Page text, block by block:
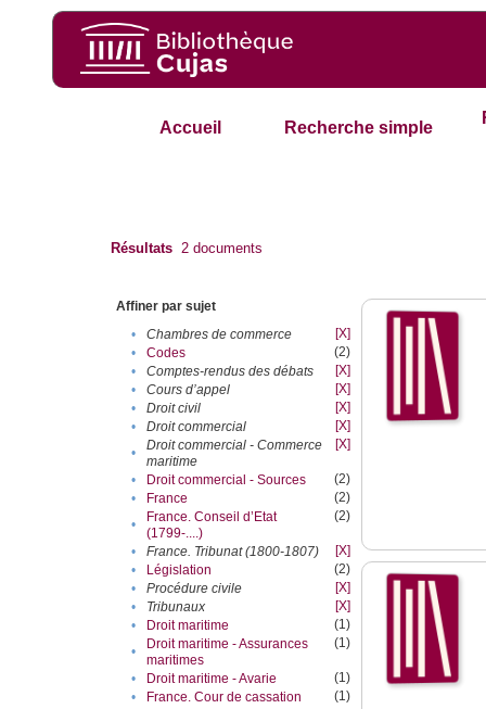
Accueil Recherche simple
Résultats 2 documents
Affiner par sujet
•
Chambres de commerce
[X]
•
Codes
(2)
•
Comptes-rendus des débats
[X]
•
Cours d’appel
[X]
•
Droit civil
[X]
•
Droit commercial
[X]
•
Droit commercial - Commerce
maritime
[X]
• Droit commercial - Sources
(2)
•
France
(2)
•
France. Conseil d’Etat
(1799-....)
(2)
• France. Tribunat (1800-1807)
[X]
•
Législation
(2)
•
Procédure civile
[X]
•
Tribunaux
[X]
•
Droit maritime
(1)
•
Droit maritime - Assurances
maritimes
(1)
• Droit maritime - Avarie
(1)
•
France. Cour de cassation
(1)